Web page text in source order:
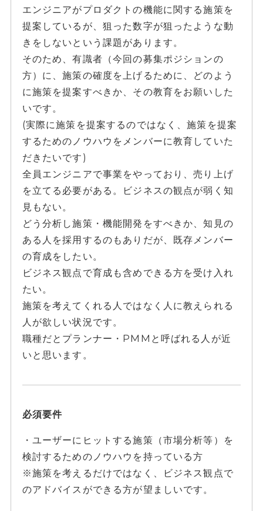
エンジニアがプロダクトの機能に関する施策を
提案しているが、狙った数字が狙ったような動
きをしないという課題があります。
そのため、有識者（今回の募集ポジションの
方）に、施策の確度を上げるために、どのよう
に施策を提案すべきか、その教育をお願いした
いです。
(実際に施策を提案するのではなく、施策を提案
するためのノウハウをメンバーに教育していた
だきたいです)
全員エンジニアで事業をやっており、売り上げ
を立てる必要がある。ビジネスの観点が弱く知
見もない。
どう分析し施策・機能開発をすべきか、知見の
ある人を採用するのもありだが、既存メンバー
の育成をしたい。
ビジネス観点で育成も含めできる方を受け入れ
たい。
施策を考えてくれる人ではなく人に教えられる
人が欲しい状況です。
職種だとプランナー・PMMと呼ばれる人が近
いと思います。
必須要件
・ユーザーにヒットする施策（市場分析等）を
検討するためのノウハウを持っている方
※施策を考えるだけではなく、ビジネス観点で
のアドバイスができる方が望ましいです。